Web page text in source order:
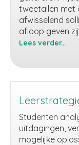
tweetallen met
afwisselend
afloop geven
Lees verder...
Studenten
uitdagingen,
mogelijke